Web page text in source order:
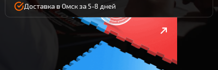
Доставка в Омск за 5-8 дней